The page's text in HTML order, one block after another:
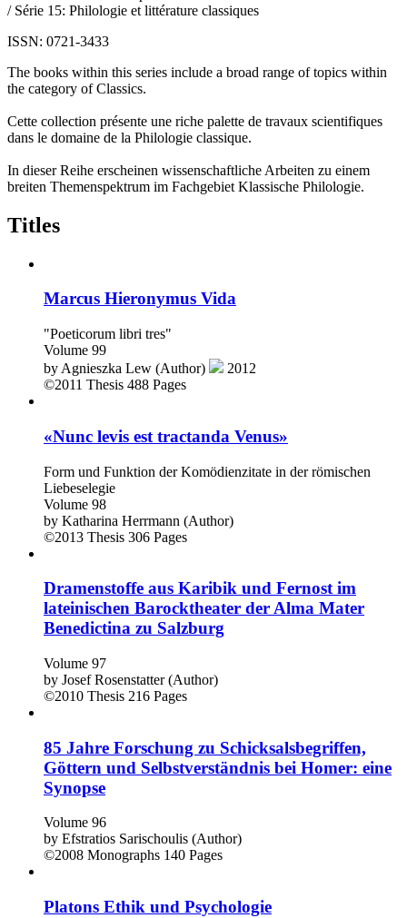
/ Série 15: Philologie et littérature classiques
ISSN: 0721-3433
The books within this series include a broad range of topics within
the category of Classics.
Cette collection présente une riche palette de travaux scientifiques
dans le domaine de la Philologie classique.
In dieser Reihe erscheinen wissenschaftliche Arbeiten zu einem
breiten Themenspektrum im Fachgebiet Klassische Philologie.
Titles
Marcus Hieronymus Vida
"Poeticorum libri tres"
Volume 99
by Agnieszka Lew (Author)
2012
©2011 Thesis 488 Pages
«Nunc levis est tractanda Venus»
Form und Funktion der Komödienzitate in der römischen
Liebeselegie
Volume 98
by Katharina Herrmann (Author)
©2013 Thesis 306 Pages
Dramenstoffe aus Karibik und Fernost im
lateinischen Barocktheater der Alma Mater
Benedictina zu Salzburg
Volume 97
by Josef Rosenstatter (Author)
©2010 Thesis 216 Pages
85 Jahre Forschung zu Schicksalsbegriffen,
Göttern und Selbstverständnis bei Homer: eine
Synopse
Volume 96
by Efstratios Sarischoulis (Author)
©2008 Monographs 140 Pages
Platons Ethik und Psychologie